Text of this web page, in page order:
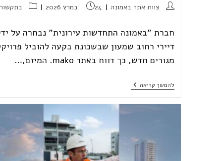
מחבר:צוות אתר באמונה פורסם:
24 במרץ 2026 קטגוריה:
חברת "באמונה התחדשות עירונית" נבחרה על
דיירי רחוב שמעון שבשכונת בקעה להוביל
מגורים חדש, כך דווח באתר mako. המיזם,…
להמשך קריאהבאמונה
נדלן
לפרויקט
בשכונת
בקעה
בירושלים